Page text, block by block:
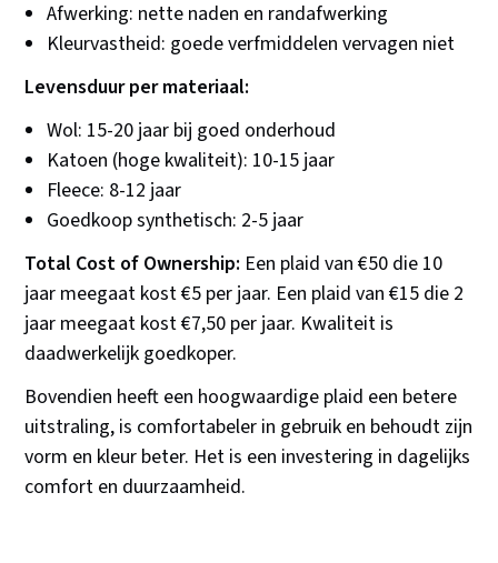
Afwerking: nette naden en randafwerking
Kleurvastheid: goede verfmiddelen vervagen niet
Levensduur per materiaal:
Wol: 15-20 jaar bij goed onderhoud
Katoen (hoge kwaliteit): 10-15 jaar
Fleece: 8-12 jaar
Goedkoop synthetisch: 2-5 jaar
Total Cost of Ownership: Een plaid van €50 die 10
jaar meegaat kost €5 per jaar. Een plaid van €15 die 2
jaar meegaat kost €7,50 per jaar. Kwaliteit is
daadwerkelijk goedkoper.
Bovendien heeft een hoogwaardige plaid een betere
uitstraling, is comfortabeler in gebruik en behoudt zijn
vorm en kleur beter. Het is een investering in dagelijks
comfort en duurzaamheid.